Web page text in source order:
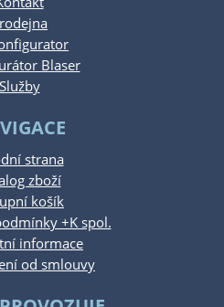
Blaser
Služby
strana
zboží
košík
+K spol.
informace
od smlouvy